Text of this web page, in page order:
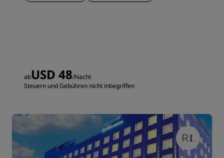
abUSD 48/Nacht
Steuern und Gebühren nicht inbegriffen